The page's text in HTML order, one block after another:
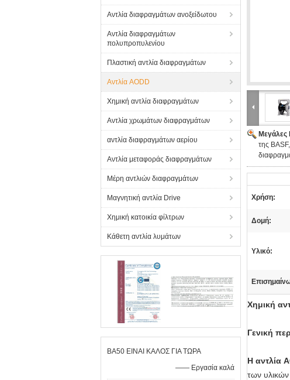
Αντλία διαφραγμάτων ανοξείδωτου
Αντλία διαφραγμάτων
πολυπροπυλενίου
Πλαστική αντλία διαφραγμάτων
Αντλία AODD
Χημική αντλία διαφραγμάτων
Αντλία χρωμάτων διαφραγμάτων
αντλία διαφραγμάτων αερίου
Αντλία μεταφοράς διαφραγμάτων
Μέρη αντλιών διαφραγμάτων
Μαγνητική αντλία Drive
Χημική κατοικία φίλτρων
Κάθετη αντλία λυμάτων
BA50 ΕΙΝΑΙ ΚΑΛΟΣ ΓΙΑ ΤΩΡΑ
—— Εργασία καλά
Μεγάλες
της
Χρήση:
Δομή:
Υλικό:
Χημική
Γενική
Η αντλία
των